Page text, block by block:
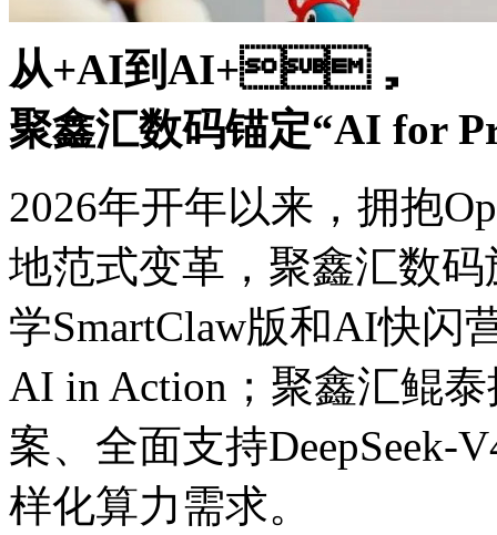
从+AI到AI+，
聚鑫汇数码锚定“AI for
2026年开年以来，拥
地范式变革，聚鑫汇
学SmartClaw版和AI快闪
AI in Action；聚鑫汇鲲
案、全面支持
样化算力需求。